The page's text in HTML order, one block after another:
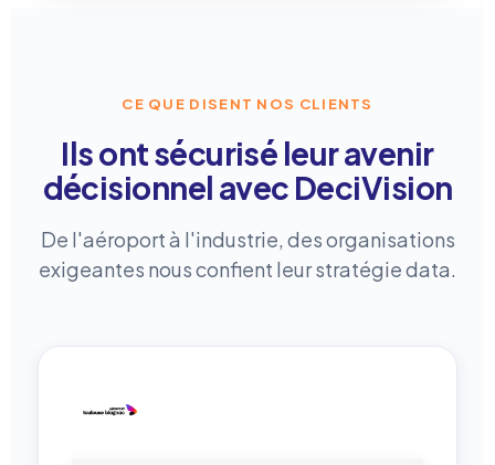
CE QUE DISENT NOS CLIENTS
Ils ont sécurisé leur avenir
décisionnel avec DeciVision
De l'aéroport à l'industrie, des organisations
exigeantes nous confient leur stratégie data.